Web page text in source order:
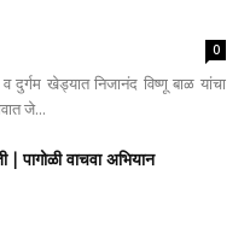
0
दुर्गम खेड्यात निजानंद विष्णू बाळ यांचा
जे...
| पागोळी वाचवा अभियान